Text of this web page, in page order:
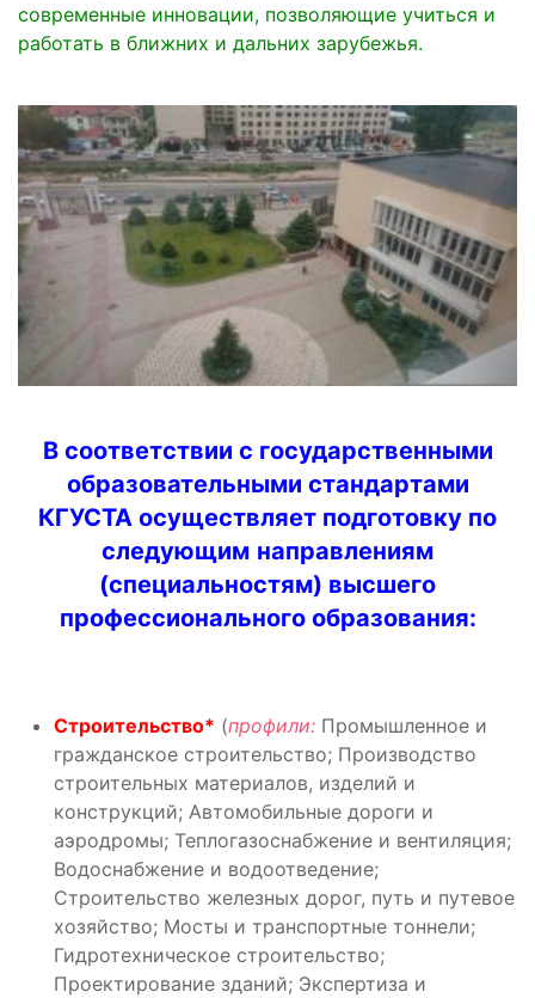
современные инновации, позволяющие учиться и
работать в ближних и дальних зарубежья.
В соответствии с государственными
образовательными стандартами
КГУСТА осуществляет подготовку по
следующим направлениям
(специальностям) высшего
профессионального образования:
Строительство* (профили: Промышленное и
гражданское строительство; Производство
строительных материалов, изделий и
конструкций; Автомобильные дороги и
аэродромы; Теплогазоснабжение и вентиляция;
Водоснабжение и водоотведение;
Строительство железных дорог, путь и путевое
хозяйство; Мосты и транспортные тоннели;
Гидротехническое строительство;
Проектирование зданий; Экспертиза и